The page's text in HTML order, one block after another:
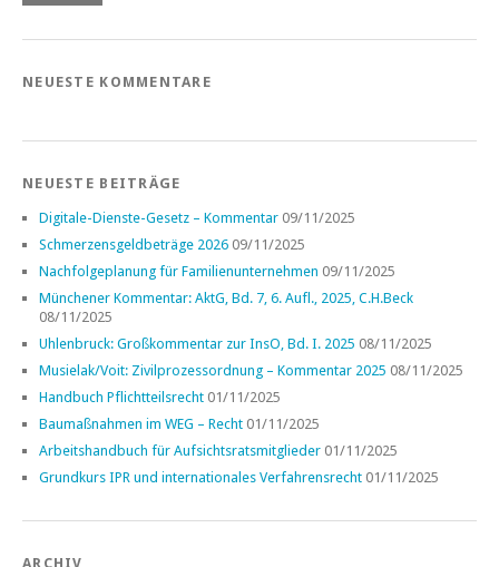
NEUESTE KOMMENTARE
NEUESTE BEITRÄGE
Digitale-Dienste-Gesetz – Kommentar 09/11/2025
Schmerzensgeldbeträge 2026 09/11/2025
Nachfolgeplanung für Familienunternehmen 09/11/2025
Münchener Kommentar: AktG, Bd. 7, 6. Aufl., 2025, C.H.Beck
08/11/2025
Uhlenbruck: Großkommentar zur InsO, Bd. I. 2025 08/11/2025
Musielak/Voit: Zivilprozessordnung – Kommentar 2025 08/11/2025
Handbuch Pflichtteilsrecht 01/11/2025
Baumaßnahmen im WEG – Recht 01/11/2025
Arbeitshandbuch für Aufsichtsratsmitglieder 01/11/2025
Grundkurs IPR und internationales Verfahrensrecht 01/11/2025
ARCHIV